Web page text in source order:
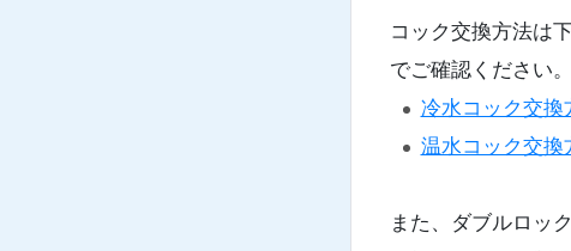
コック交換方法は
でご確認ください。
冷水コック交換
温水コック交換
また、ダブルロッ